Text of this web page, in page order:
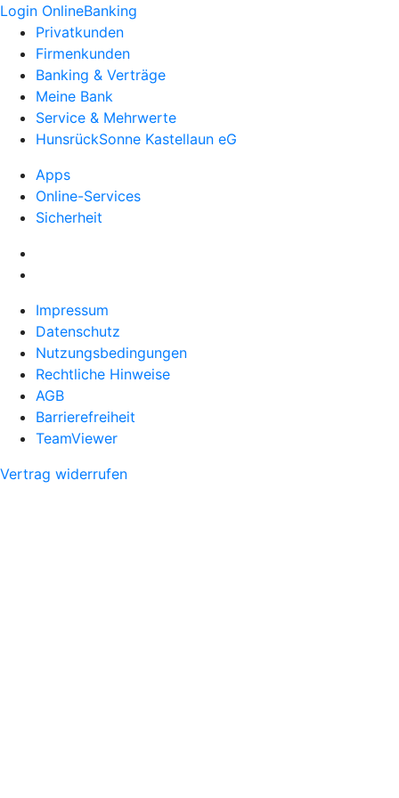
Login OnlineBanking
Privatkunden
Firmenkunden
Banking & Verträge
Meine Bank
Service & Mehrwerte
HunsrückSonne Kastellaun eG
Apps
Online-Services
Sicherheit
Impressum
Datenschutz
Nutzungsbedingungen
Rechtliche Hinweise
AGB
Barrierefreiheit
TeamViewer
Vertrag widerrufen